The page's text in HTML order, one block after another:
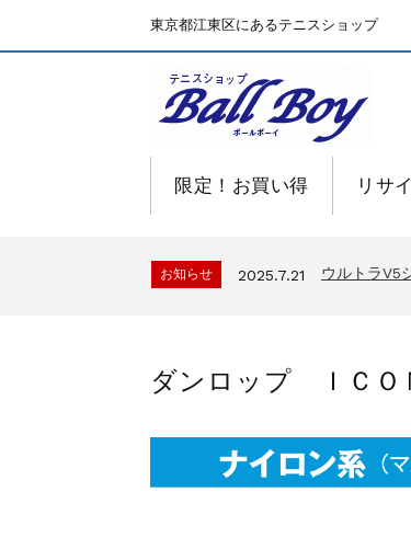
東京都江東区にあるテニスショップ
限定！お買い得 リサ
お知らせ 2025.7.21 ウルトラV5
2025.7.15
ダンロップ ＩＣＯ